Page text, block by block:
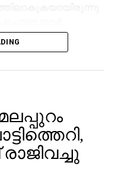
പ്രതികളുടെ
അക്രമം
ഉടമ നല്‍കിയ
എത്തിയവരാണ്